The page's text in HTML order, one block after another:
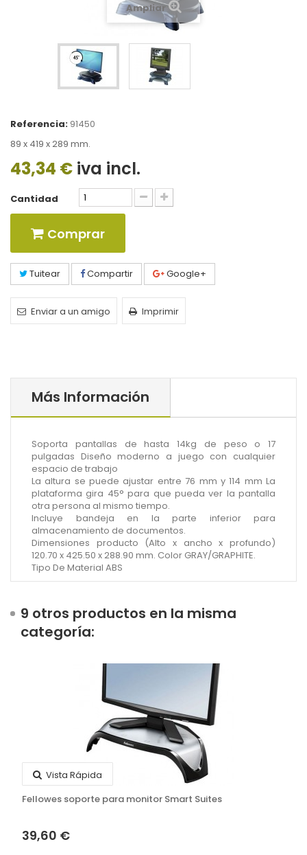
Ampliar
Referencia: 91450
89 x 419 x 289 mm.
43,34 € iva incl.
Cantidad
Comprar
Tuitear Compartir Google+
Enviar a un amigo Imprimir
Más Información
Soporta pantallas de hasta 14kg de peso o 17
pulgadas Diseño moderno a juego con cualquier
espacio de trabajo
La altura se puede ajustar entre 76 mm y 114 mm La
plataforma gira 45° para que pueda ver la pantalla
otra persona al mismo tiempo.
Incluye bandeja en la parte inferior para
almacenamiento de documentos.
Dimensiones producto (Alto x ancho x profundo)
120.70 x 425.50 x 288.90 mm. Color GRAY/GRAPHITE.
Tipo De Material ABS
9 otros productos en la misma
categoría:
Vista Rápida
Fellowes soporte para monitor Smart Suites
39,60 €